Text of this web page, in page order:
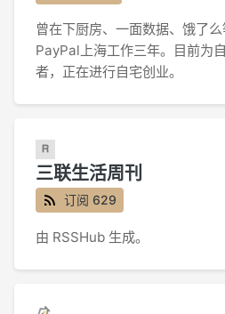
曾在下厨房、一面数据、饿了
PayPal上海工作三年。目前为
者，正在进行自宅创业。
三联生活周刊
订阅 629
由 RSSHub 生成。